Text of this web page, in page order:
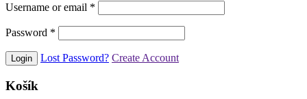
Username or email *
Password *
Lost Password? Create Account
Košík